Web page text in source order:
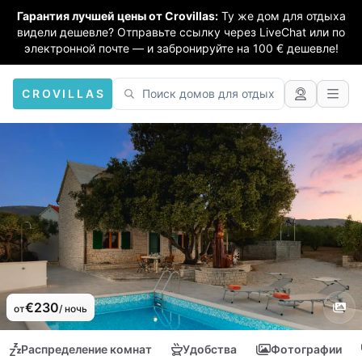
Гарантия лучшей цены от Crovillas: Ту же дом для отдыха
видели дешевле? Отправьте ссылку через LiveChat или по
электронной почте — и забронируйте на 100 € дешевле!
CROVILLAS
от€230/ ночь
Распределение комнат Удобства Фотографии